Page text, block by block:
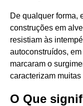
De qualquer forma,
construções em
resistiam às
autoconstruídos,
marcaram o
caracterizam
O Que